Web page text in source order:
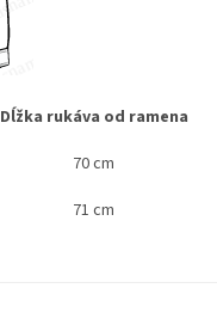
Dĺžka rukáva od ramena
70 cm
71 cm